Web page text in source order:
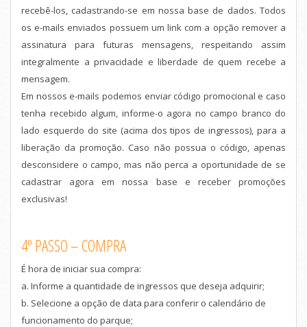
recebê-los, cadastrando-se em nossa base de dados. Todos
os e-mails enviados possuem um link com a opção remover a
assinatura para futuras mensagens, respeitando assim
integralmente a privacidade e liberdade de quem recebe a
mensagem.
Em nossos e-mails podemos enviar código promocional e caso
tenha recebido algum, informe-o agora no campo branco do
lado esquerdo do site (acima dos tipos de ingressos), para a
liberação da promoção. Caso não possua o código, apenas
desconsidere o campo, mas não perca a oportunidade de se
cadastrar agora em nossa base e receber promoções
exclusivas!
4º PASSO – COMPRA
É hora de iniciar sua compra:
a. Informe a quantidade de ingressos que deseja adquirir;
b. Selecione a opção de data para conferir o calendário de
funcionamento do parque;